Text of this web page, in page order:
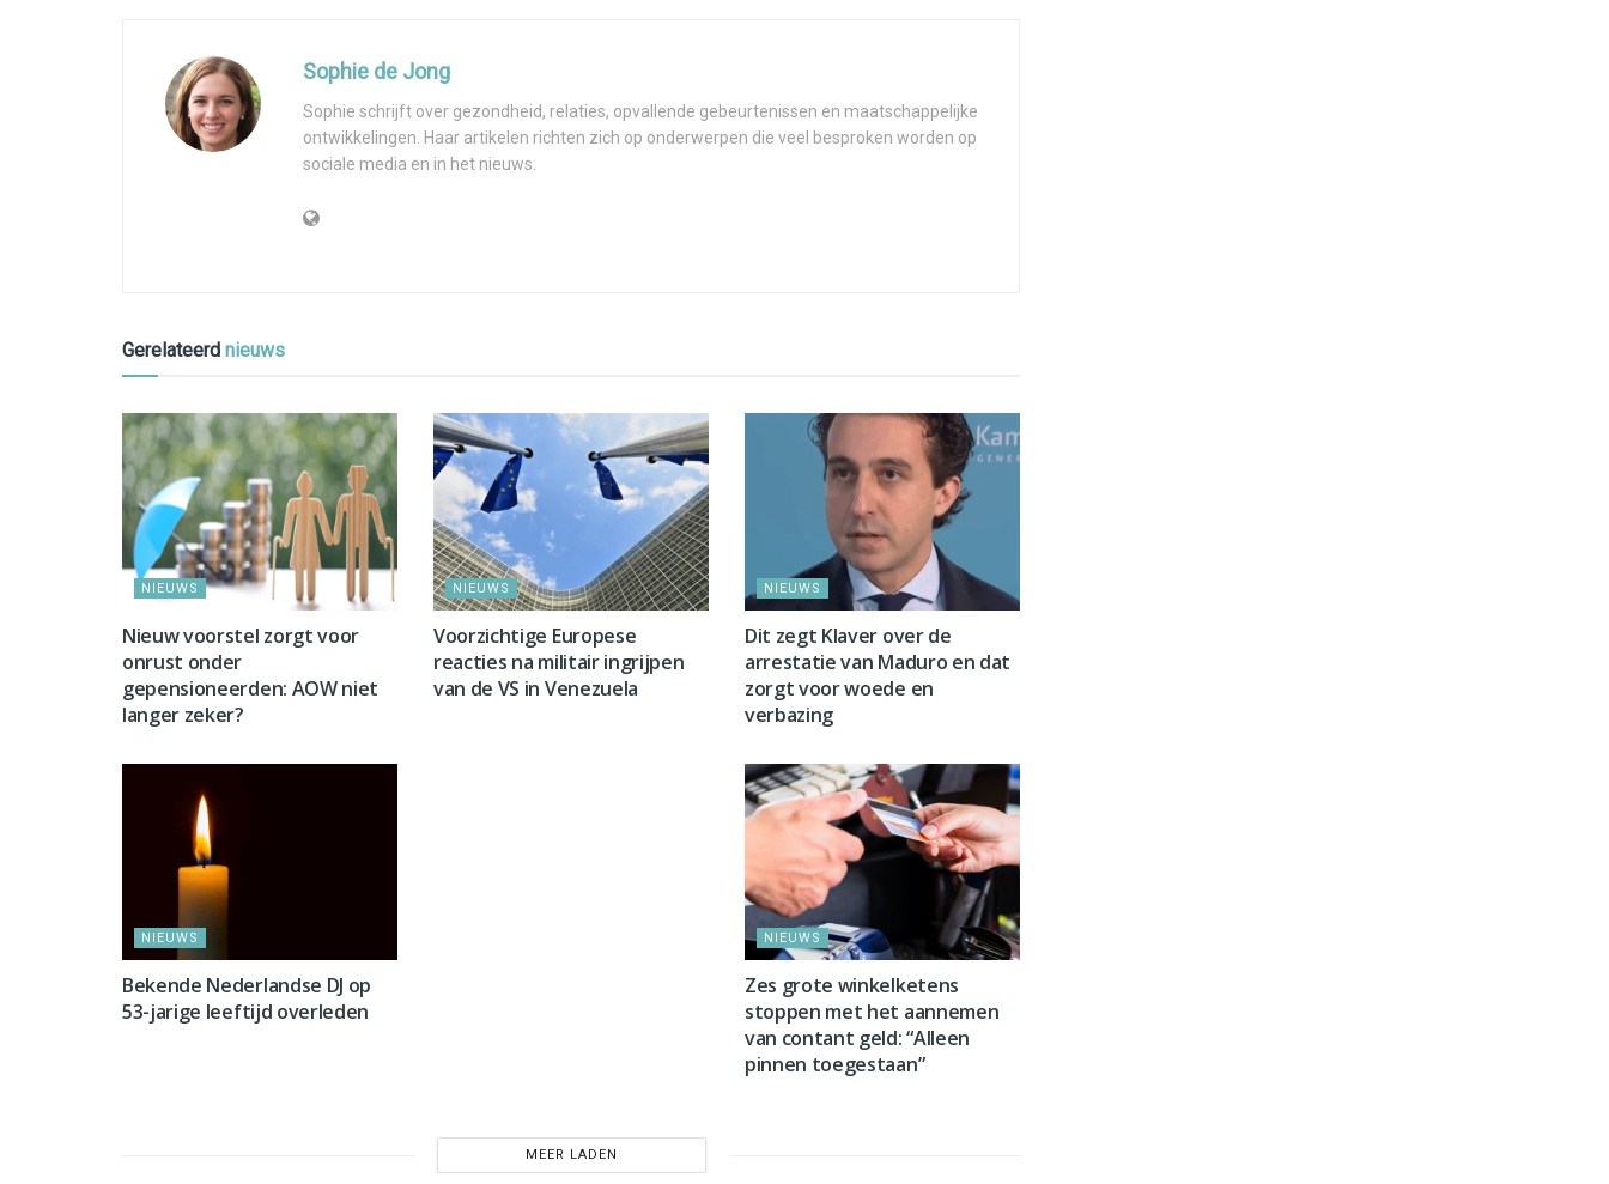
Sophie de Jong
Sophie schrijft over gezondheid, relaties, opvallende gebeurtenissen en maatschappelijke
ontwikkelingen. Haar artikelen richten zich op onderwerpen die veel besproken worden op
sociale media en in het nieuws.
Gerelateerd nieuws
NIEUWS
Nieuw voorstel zorgt voor
onrust onder
gepensioneerden: AOW niet
langer zeker?
NIEUWS
Voorzichtige Europese
reacties na militair ingrijpen
van de VS in Venezuela
NIEUWS
Dit zegt Klaver over de
arrestatie van Maduro en dat
zorgt voor woede en
verbazing
NIEUWS
Bekende Nederlandse DJ op
53-jarige leeftijd overleden
NIEUWS
Zes grote winkelketens
stoppen met het aannemen
van contant geld: “Alleen
pinnen toegestaan”
MEER LADEN